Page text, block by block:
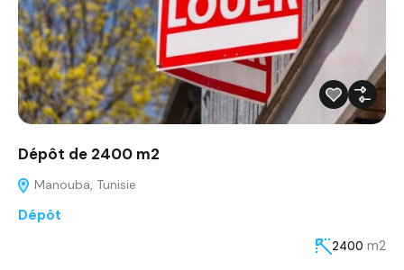
Dépôt de 2400 m2
Manouba, Tunisie
Dépôt
2400 m2